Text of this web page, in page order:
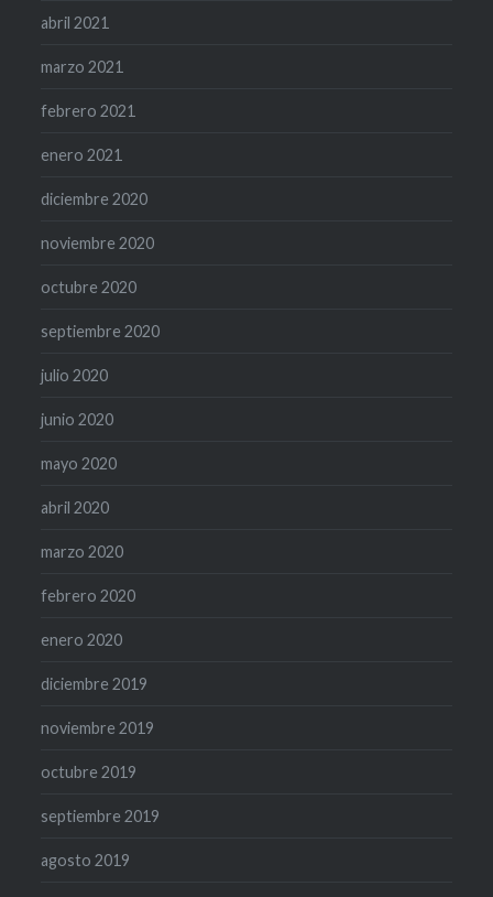
abril 2021
marzo 2021
febrero 2021
enero 2021
diciembre 2020
noviembre 2020
octubre 2020
septiembre 2020
julio 2020
junio 2020
mayo 2020
abril 2020
marzo 2020
febrero 2020
enero 2020
diciembre 2019
noviembre 2019
octubre 2019
septiembre 2019
agosto 2019